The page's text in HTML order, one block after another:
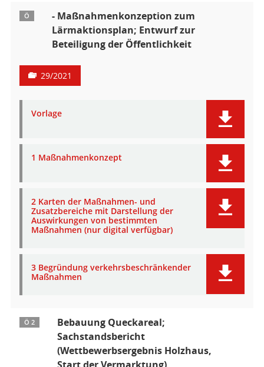
Ö
- Maßnahmenkonzeption zum
Lärmaktionsplan; Entwurf zur
Beteiligung der Öffentlichkeit
29/2021
Vorlage
1 Maßnahmenkonzept
2 Karten der Maßnahmen- und
Zusatzbereiche mit Darstellung der
Auswirkungen von bestimmten
Maßnahmen (nur digital verfügbar)
3 Begründung verkehrsbeschränkender
Maßnahmen
Ö 2
Bebauung Queckareal;
Sachstandsbericht
(Wettbewerbsergebnis Holzhaus,